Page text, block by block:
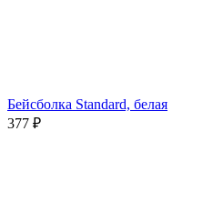
Бейсболка Standard, белая
377 ₽